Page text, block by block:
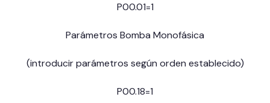
P00.01=1
Parámetros Bomba Monofásica
(introducir parámetros según orden establecido)
P00.18=1